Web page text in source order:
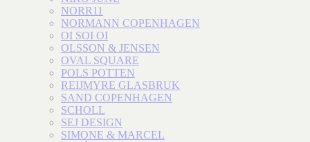
NORR11
NORMANN COPENHAGEN
OI SOI OI
OLSSON & JENSEN
OVAL SQUARE
POLS POTTEN
REIJMYRE GLASBRUK
SAND COPENHAGEN
SCHOLL
SEJ DESIGN
SIMONE & MARCEL